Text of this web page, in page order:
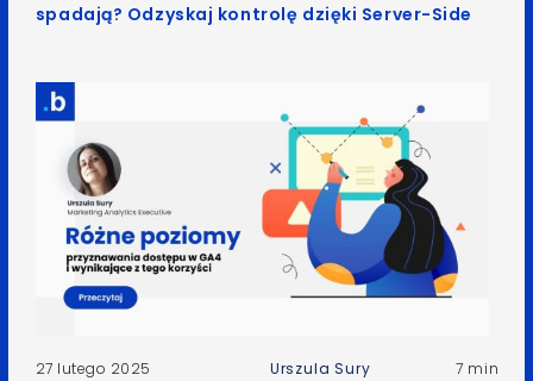
spadają? Odzyskaj kontrolę dzięki Server-Side
27 lutego 2025 Urszula Sury 7 min